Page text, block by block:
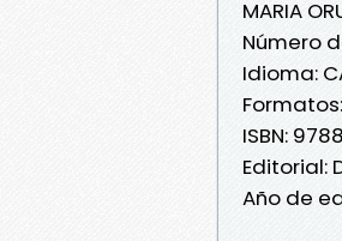
MARIA
Número
Idioma:
Formatos:
ISBN:
Editorial:
Año de